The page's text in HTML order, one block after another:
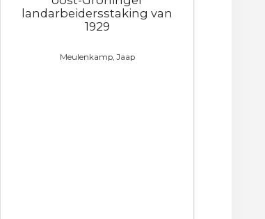
landarbeidersstaking van
1929
Meulenkamp, Jaap